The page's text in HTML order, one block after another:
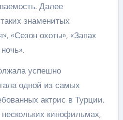
Далее
знаменитых
«Сезон охоты», «Запах
успешно
одной из самых
актрис в Турции.
кинофильмах,